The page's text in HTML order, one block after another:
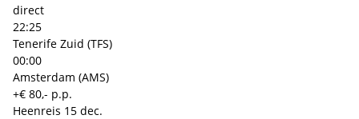
direct
22:25
Tenerife Zuid (TFS)
00:00
Amsterdam (AMS)
+€ 80,- p.p.
Heenreis 15 dec.